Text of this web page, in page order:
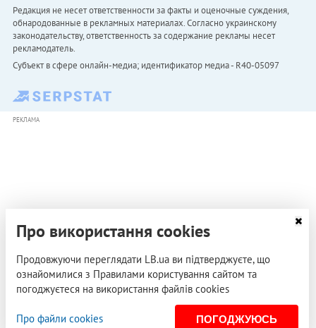
Редакция не несет ответственности за факты и оценочные суждения,
обнародованные в рекламных материалах. Согласно украинскому
законодательству, ответственность за содержание рекламы несет
рекламодатель.
Субъект в сфере онлайн-медиа; идентификатор медиа - R40-05097
РЕКЛАМА
Про використання cookies
Продовжуючи переглядати LB.ua ви підтверджуєте, що
ознайомилися з Правилами користування сайтом та
погоджуєтеся на використання файлів cookies
Про файли cookies ПОГОДЖУЮСЬ